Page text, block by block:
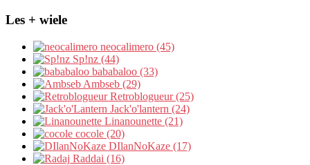
Les + wiele
neocalimero (45)
Sp!nz (44)
bababaloo (33)
Ambseb (29)
Retroblogueur (25)
Jack'o'lantern (24)
Linanounette (21)
cocole (20)
DIlanNoKaze (17)
Raddai (16)